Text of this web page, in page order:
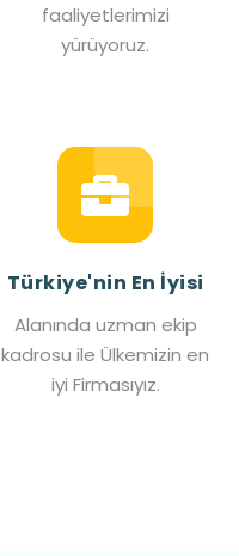
faaliyetlerimizi
yürüyoruz.
Türkiye'nin En İyisi
Alanında uzman ekip
kadrosu ile Ülkemizin en
iyi Firmasıyız.